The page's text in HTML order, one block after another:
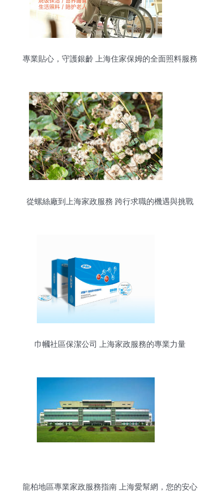
專業貼心，守護銀齡 上海住家保姆的全面照料服務
從螺絲廠到上海家政服務 跨行求職的機遇與挑戰
巾幗社區保潔公司 上海家政服務的專業力量
龍柏地區專業家政服務指南 上海愛幫網，您的安心